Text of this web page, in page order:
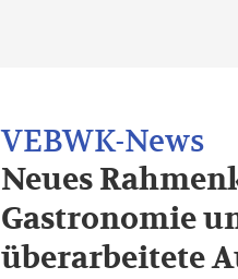
Neues
Gastronomie
überarbeitete